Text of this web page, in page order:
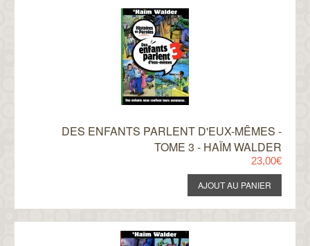
DES ENFANTS PARLENT D'EUX-MÊMES -
TOME 3 - HAÏM WALDER
23,00€